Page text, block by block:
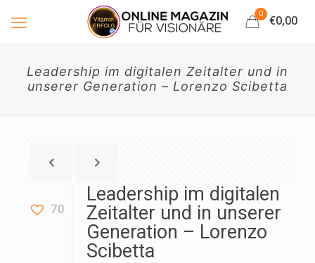
0
€0,00
Leadership im digitalen Zeitalter und in
unserer Generation – Lorenzo Scibetta
70
Leadership im digitalen
Zeitalter und in unserer
Generation – Lorenzo
Scibetta